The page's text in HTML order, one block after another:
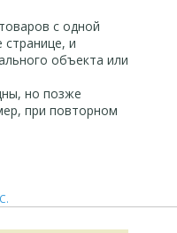
с одной
и
объекта или
но позже
при повторном